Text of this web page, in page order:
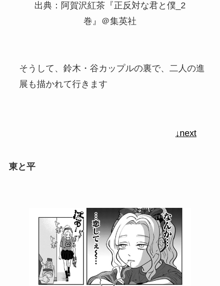
出典：阿賀沢紅茶『正反対な君と僕_2
巻』＠集英社
そうして、鈴木・谷カップルの裏で、二人の進
展も描かれて行きます
↓next
東と平